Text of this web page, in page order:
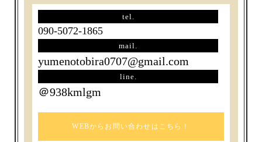
tel.
090-5072-1865
mail.
yumenotobira0707@gmail.com
line.
＠938kmlgm
WEBからお問い合わせはこちら！